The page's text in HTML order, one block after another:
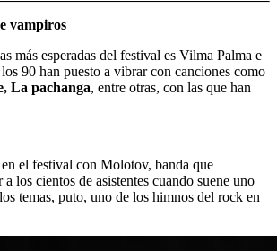
vampiros
más esperadas del festival es Vilma Palma e
90 han puesto a vibrar con canciones como
La pachanga, entre otras, con las que han
el festival con Molotov, banda que
a los cientos de asistentes cuando suene uno
temas, puto, uno de los himnos del rock en